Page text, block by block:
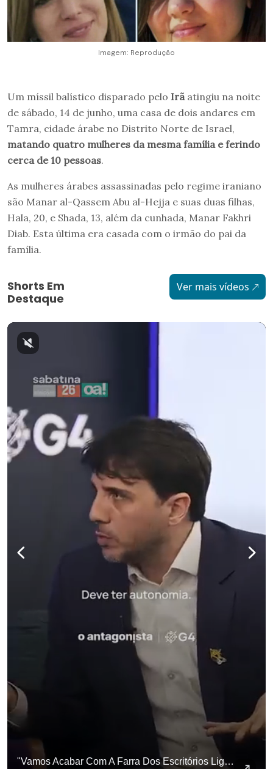
Imagem: Reprodução
Um míssil balístico disparado pelo Irãatingiu na noite
de sábado, 14 de junho, uma casa de dois andares em
Tamra, cidade árabe no Distrito Norte de Israel,
matando quatro mulheres da mesma família e ferindo
cerca de 10 pessoas.
As mulheres árabes assassinadas pelo regime iraniano
são Manar al-Qassem Abu al-Hejja e suas duas filhas,
Hala, 20, e Shada, 13, além da cunhada, Manar Fakhri
Diab. Esta última era casada com o irmão do pai da
família.
Shorts Em
Destaque
Ver mais vídeos
"Vamos Acabar Com A Farra Dos Escritórios Ligados Aos Ministros Do STF"